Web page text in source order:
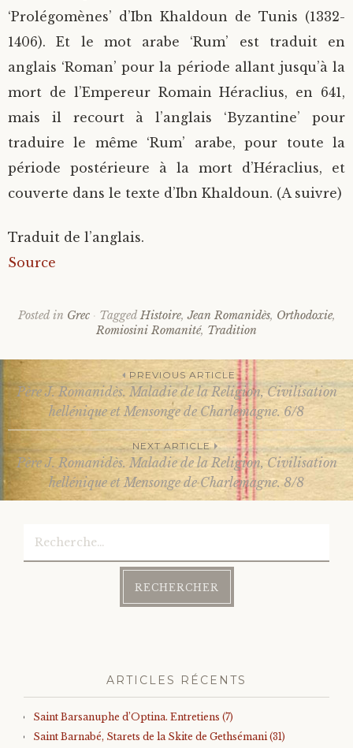
‘Prolégomènes’ d’Ibn Khaldoun de Tunis (1332-
1406). Et le mot arabe ‘Rum’ est traduit en
anglais ‘Roman’ pour la période allant jusqu’à la
mort de l’Empereur Romain Héraclius, en 641,
mais il recourt à l’anglais ‘Byzantine’ pour
traduire le même ‘Rum’ arabe, pour toute la
période postérieure à la mort d’Héraclius, et
couverte dans le texte d’Ibn Khaldoun. (A suivre)
Traduit de l’anglais.
Source
Posted in Grec Tagged Histoire,Jean Romanidès, Orthodoxie,
Romiosini Romanité, Tradition
Post
navigation
PREVIOUS ARTICLE
Père J. Romanidès. Maladie de la Religion, Civilisation
hellénique et Mensonge de Charlemagne. 6/8
NEXT ARTICLE
Père J. Romanidès. Maladie de la Religion, Civilisation
hellénique et Mensonge de Charlemagne. 8/8
ARTICLES RÉCENTS
Saint Barsanuphe d’Optina. Entretiens (7)
Saint Barnabé, Starets de la Skite de Gethsémani (31)